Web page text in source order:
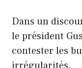
Dans un
le président
contester les